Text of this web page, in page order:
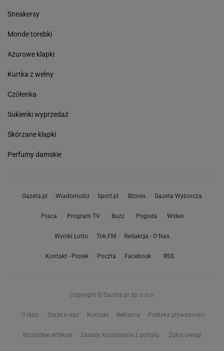
Sneakersy
Monde torebki
Ażurowe klapki
Kurtka z wełny
Czółenka
Sukienki wyprzedaż
Skórzane klapki
Perfumy damskie
Gazeta.pl Wiadomości Sport.pl Biznes Gazeta Wyborcza
Praca Program TV Buzz Pogoda Wideo
Wyniki Lotto Tok.FM Redakcja - O Nas
Kontakt - Plotek Poczta Facebook RSS
Copyright © Gazeta.pl sp. z o.o.
O Nas Staże u nas Kontakt Reklama Polityka prywatności
Wszystkie artykuły Zasady korzystania z portalu Zgłoś uwagi